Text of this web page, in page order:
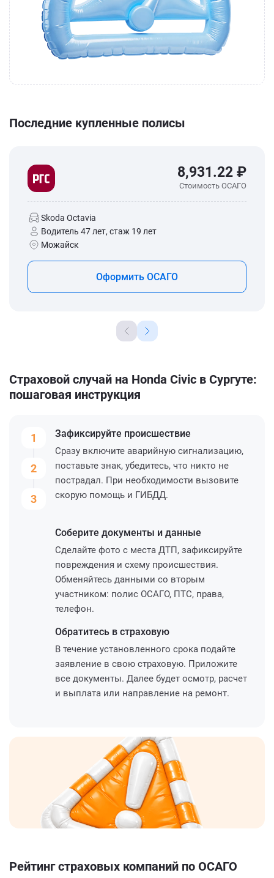
Последние купленные полисы
8,931.22 ₽
Стоимость ОСАГО
Skoda Octavia
Водитель 47 лет, стаж 19 лет
Можайск
Оформить ОСАГО
Страховой случай на Honda Civic в Сургуте:
пошаговая инструкция
1
2
3
Зафиксируйте происшествие
Сразу включите аварийную сигнализацию,
поставьте знак, убедитесь, что никто не
пострадал. При необходимости вызовите
скорую помощь и ГИБДД.
Соберите документы и данные
Сделайте фото с места ДТП, зафиксируйте
повреждения и схему происшествия.
Обменяйтесь данными со вторым
участником: полис ОСАГО, ПТС, права,
телефон.
Обратитесь в страховую
В течение установленного срока подайте
заявление в свою страховую. Приложите
все документы. Далее будет осмотр, расчет
и выплата или направление на ремонт.
Рейтинг страховых компаний по ОСАГО